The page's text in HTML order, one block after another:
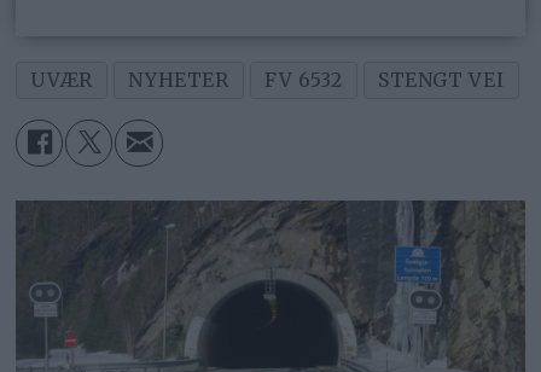
UVÆR NYHETER FV 6532 STENGT VEI